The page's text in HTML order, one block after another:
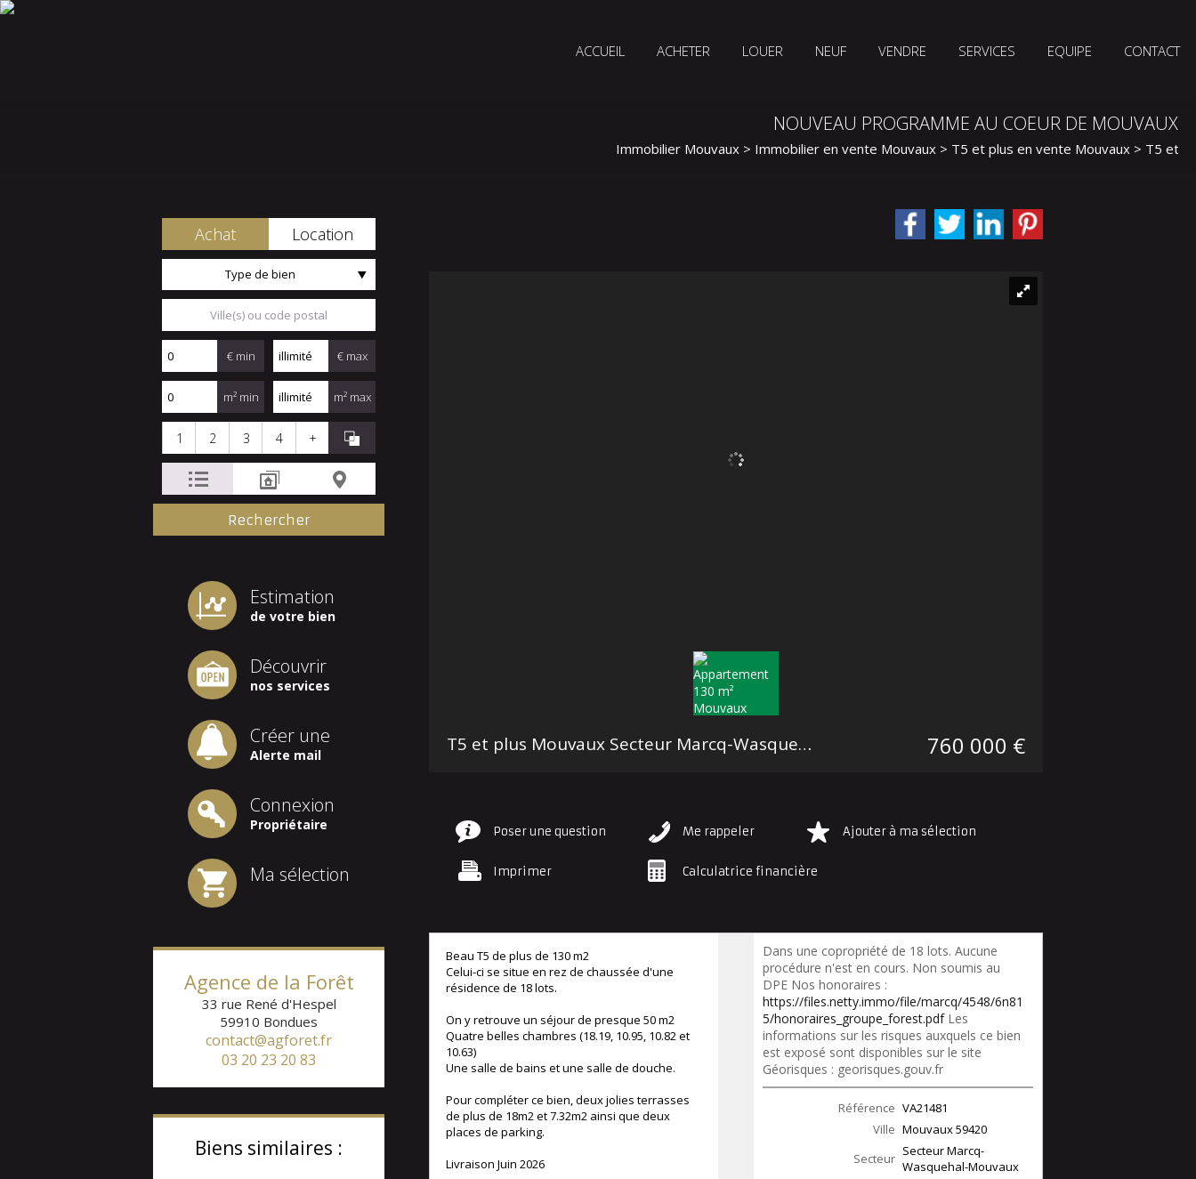
ACCUEIL ACHETER LOUER NEUF VENDRE SERVICES EQUIPE CONTACT
NOUVEAU PROGRAMME AU COEUR DE MOUVAUX
Immobilier Mouvaux > Immobilier en vente Mouvaux > T5 et plus en vente Mouvaux > T5 et
Achat Location
Type de bien
€ min € max
m² min m² max
1 2 3 4 +
Estimation
de votre bien
Découvrir
nos services
Créer une
Alerte mail
Connexion
Propriétaire
Ma sélection
Agence de la Forêt
33 rue René d'Hespel
59910 Bondues
contact@agforet.fr
03 20 23 20 83
Biens similaires :
T5 et plus Mouvaux Secteur Marcq-Wasquehal-Mouvaux 129.73 m²
760 000 €
Poser une question Me rappeler Ajouter à ma sélection
Imprimer Calculatrice financière
Beau T5 de plus de 130 m2
Celui-ci se situe en rez de chaussée d'une
résidence de 18 lots.
On y retrouve un séjour de presque 50 m2
Quatre belles chambres (18.19, 10.95, 10.82 et
10.63)
Une salle de bains et une salle de douche.
Pour compléter ce bien, deux jolies terrasses
de plus de 18m2 et 7.32m2 ainsi que deux
places de parking.
Livraison Juin 2026
Dans une copropriété de 18 lots. Aucune
procédure n'est en cours. Non soumis au
DPE Nos honoraires :
https://files.netty.immo/file/marcq/4548/6n81
5/honoraires_groupe_forest.pdfLes
informations sur les risques auxquels ce bien
est exposé sont disponibles sur le site
Géorisques : georisques.gouv.fr
Référence VA21481
Ville Mouvaux59420
Secteur Secteur Marcq-
Wasquehal-Mouvaux